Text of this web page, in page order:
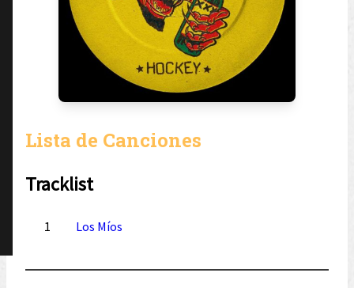
Lista de Canciones
Tracklist
1 Los Míos